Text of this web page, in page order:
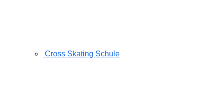
Cross Skating Schule